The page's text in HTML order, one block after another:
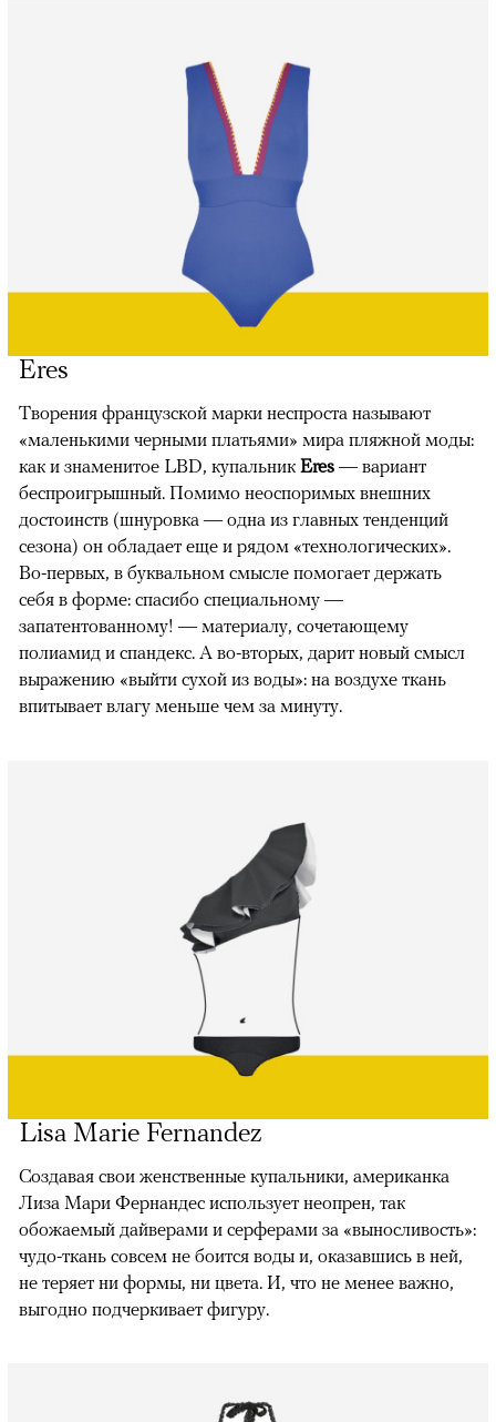
Eres
Творения французской марки неспроста называют
«маленькими черными платьями» мира пляжной моды:
как и знаменитое LBD, купальник Eres — вариант
беспроигрышный. Помимо неоспоримых внешних
достоинств (шнуровка — одна из главных тенденций
сезона) он обладает еще и рядом «технологических».
Во-первых, в буквальном смысле помогает держать
себя в форме: спасибо специальному —
запатентованному! — материалу, сочетающему
полиамид и спандекс. А во-вторых, дарит новый смысл
выражению «выйти сухой из воды»: на воздухе ткань
впитывает влагу меньше чем за минуту.
Lisa Marie Fernandez
Создавая свои женственные купальники, американка
Лиза Мари Фернандес использует неопрен, так
обожаемый дайверами и серферами за «выносливость»:
чудо-ткань совсем не боится воды и, оказавшись в ней,
не теряет ни формы, ни цвета. И, что не менее важно,
выгодно подчеркивает фигуру.